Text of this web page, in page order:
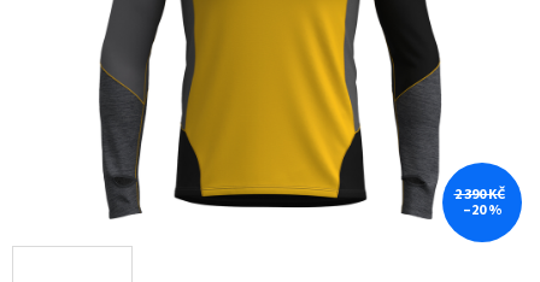
2 390 KČ
–20 %